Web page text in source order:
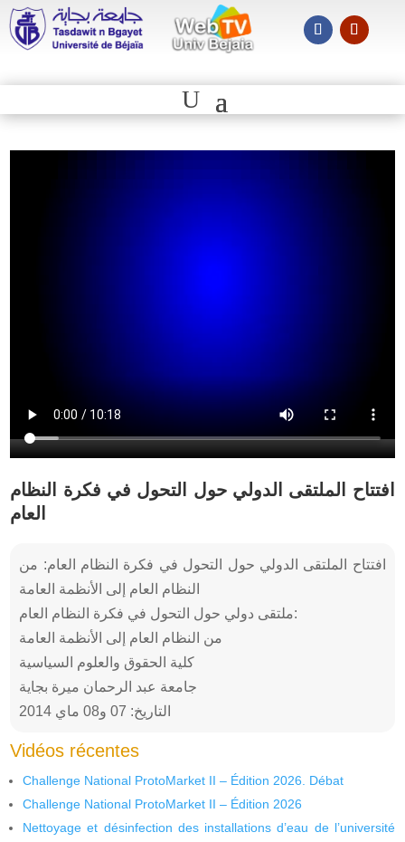
افتتاح الملتقى الدولي حول التحول في فكرة النظام
العام
افتتاح الملتقى الدولي حول التحول في فكرة النظام العام: من
النظام العام إلى الأنظمة العامة
ملتقى دولي حول التحول في فكرة النظام العام:
من النظام العام إلى الأنظمة العامة
كلية الحقوق والعلوم السياسية
جامعة عبد الرحمان ميرة بجاية
التاريخ: 07 و08 ماي 2014
Vidéos récentes
Challenge National ProtoMarket II – Édition 2026. Débat
Challenge National ProtoMarket II – Édition 2026
Nettoyage et désinfection des installations d’eau de l’université